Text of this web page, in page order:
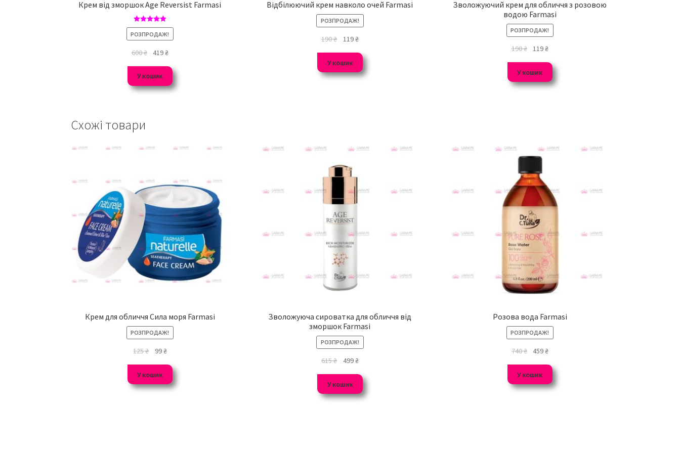
Крем від зморшок Age Reversist Farmasi
Оцінено в
5.00з 5
РОЗПРОДАЖ!
600₴ 419₴
У кошик
Відбілюючий крем навколо очей Farmasi
РОЗПРОДАЖ!
190₴ 119₴
У кошик
Зволожуючий крем для обличчя з розовою
водою Farmasi
РОЗПРОДАЖ!
190₴ 119₴
У кошик
Схожі товари
Крем для обличчя Сила моря Farmasi
РОЗПРОДАЖ!
125₴ 99₴
У кошик
Зволожуюча сироватка для обличчя від
зморшок Farmasi
РОЗПРОДАЖ!
615₴ 499₴
У кошик
Розова вода Farmasi
РОЗПРОДАЖ!
740₴ 459₴
У кошик